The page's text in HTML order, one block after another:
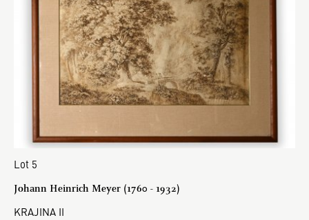
Lot 5
Johann Heinrich Meyer (1760 - 1932)
KRAJINA II